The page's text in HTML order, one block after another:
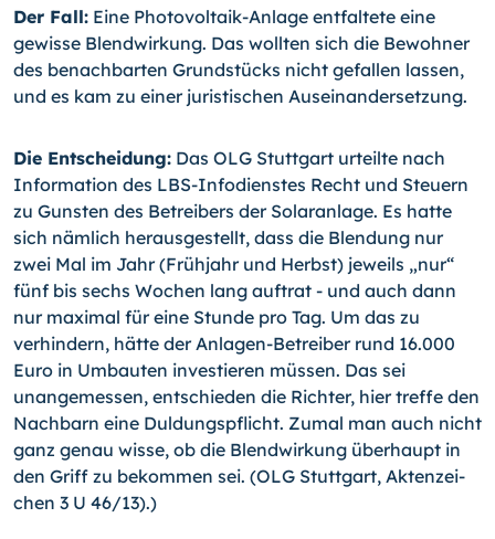
Der Fall: Eine Photovoltaik-Anlage entfaltete eine
gewisse Blendwirkung. Das wollten sich die Bewohner
des benachbarten Grundstücks nicht gefallen lassen,
und es kam zu einer juristischen Auseinandersetzung.
Die Entscheidung: Das OLG Stuttgart urteilte nach
Information des LBS-Infodienstes Recht und Steuern
zu Gunsten des Betreibers der Solaranlage. Es hatte
sich nämlich herausgestellt, dass die Blendung nur
zwei Mal im Jahr (Frühjahr und Herbst) jeweils „nur“
fünf bis sechs Wochen lang auftrat - und auch dann
nur maximal für eine Stun­de pro Tag. Um das zu
verhindern, hätte der Anlagen-Betreiber rund 16.000
Euro in Umbau­ten investieren müssen. Das sei
unangemessen, entschieden die Richter, hier treffe den
Nachbarn eine Duldungspflicht. Zumal man auch nicht
ganz genau wisse, ob die Blendwirkung überhaupt in
den Griff zu bekommen sei. (OLG Stuttgart, Aktenzei­
chen 3 U 46/13).)